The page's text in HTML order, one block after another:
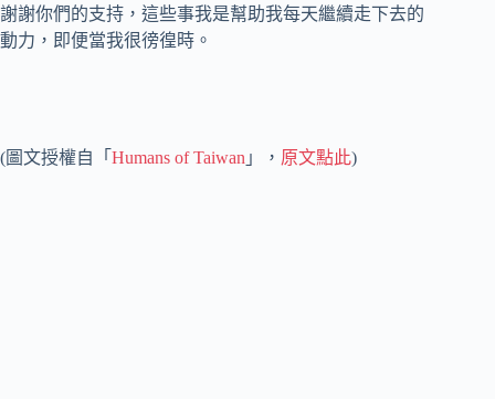
謝謝你們的支持，這些事我是幫助我每天繼續走下去的
動力，即便當我很徬徨時。
(圖文授權自「 Humans of Taiwan 」， 原文點此)